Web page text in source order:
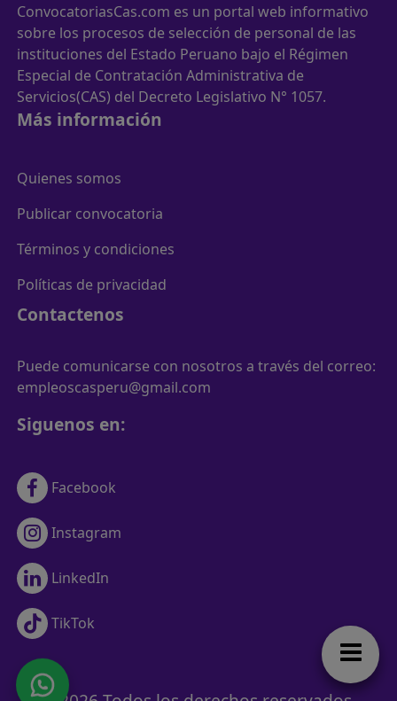
ConvocatoriasCas.com es un portal web informativo
sobre los procesos de selección de personal de las
instituciones del Estado Peruano bajo el Régimen
Especial de Contratación Administrativa de
Servicios(CAS) del Decreto Legislativo N° 1057.
Más información
Quienes somos
Publicar convocatoria
Términos y condiciones
Políticas de privacidad
Contactenos
Puede comunicarse con nosotros a través del correo:
empleoscasperu@gmail.com
Siguenos en:
Facebook
Instagram
LinkedIn
TikTok